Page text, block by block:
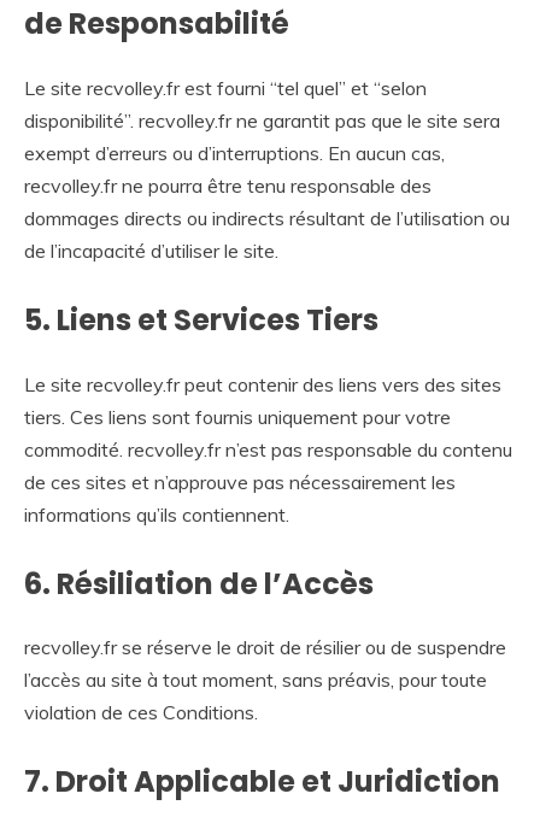
de Responsabilité
Le site recvolley.fr est fourni “tel quel” et “selon
disponibilité”. recvolley.fr ne garantit pas que le site sera
exempt d’erreurs ou d’interruptions. En aucun cas,
recvolley.fr ne pourra être tenu responsable des
dommages directs ou indirects résultant de l’utilisation ou
de l’incapacité d’utiliser le site.
5. Liens et Services Tiers
Le site recvolley.fr peut contenir des liens vers des sites
tiers. Ces liens sont fournis uniquement pour votre
commodité. recvolley.fr n’est pas responsable du contenu
de ces sites et n’approuve pas nécessairement les
informations qu’ils contiennent.
6. Résiliation de l’Accès
recvolley.fr se réserve le droit de résilier ou de suspendre
l’accès au site à tout moment, sans préavis, pour toute
violation de ces Conditions.
7. Droit Applicable et Juridiction